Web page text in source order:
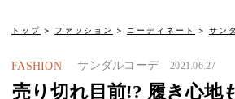
トップ ファッション コーディネート サン
FASHION サンダルコーデ 2021.06.27
売り切れ目前!? 履き心地